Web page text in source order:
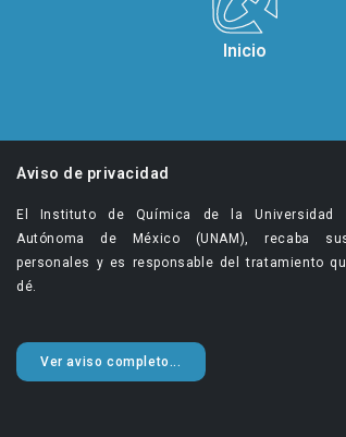
Inicio
Aviso de privacidad
El Instituto de Química de la Universidad
Autónoma de México (UNAM), recaba
personales y es responsable del tratamiento
dé.
Ver aviso completo...